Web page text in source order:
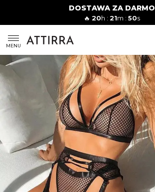
DOSTAWA ZA DARMO
🔥 20h : 21m : 49s
MENU
Mężczyźni
SUKIENKI
DÓŁ DAMSKIE
STROJE KĄPIELOWE